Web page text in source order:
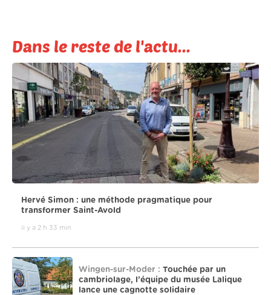
Dans le reste de l'actu...
Hervé Simon : une méthode pragmatique pour
transformer Saint-Avold
il y a 2 h 33 min
Wingen-sur-Moder : Touchée par un
cambriolage, l’équipe du musée Lalique
lance une cagnotte solidaire